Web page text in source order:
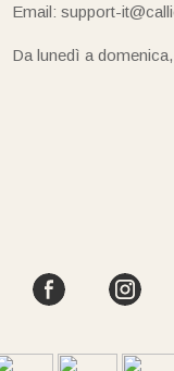
Email: support-
Da lunedì a